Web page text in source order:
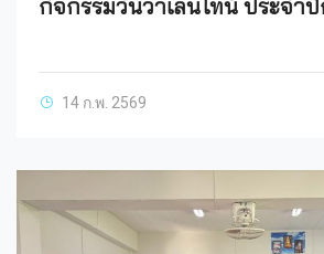
กิจกรรมวันวาเลนไทน์ ประจำปี
14 ก.พ. 2569